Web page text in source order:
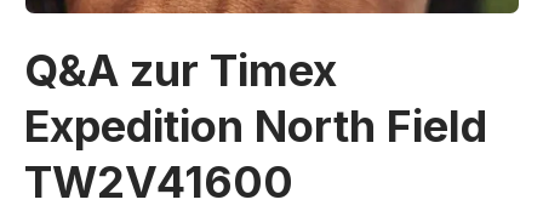
Q&A zur Timex
Expedition North Field
TW2V41600